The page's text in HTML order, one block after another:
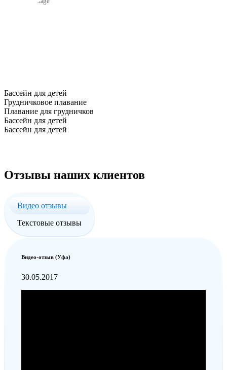
Бассейн для детей
Грудничковое плавание
Плавание для грудничков
Бассейн для детей
Бассейн для детей
Отзывы наших клиентов
Видео отзывы
Текстовые отзывы
Видео-отзыв (Уфа)
30.05.2017